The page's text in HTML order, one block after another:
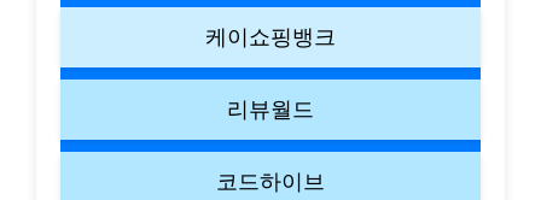
케이쇼핑뱅크
리뷰월드
코드하이브